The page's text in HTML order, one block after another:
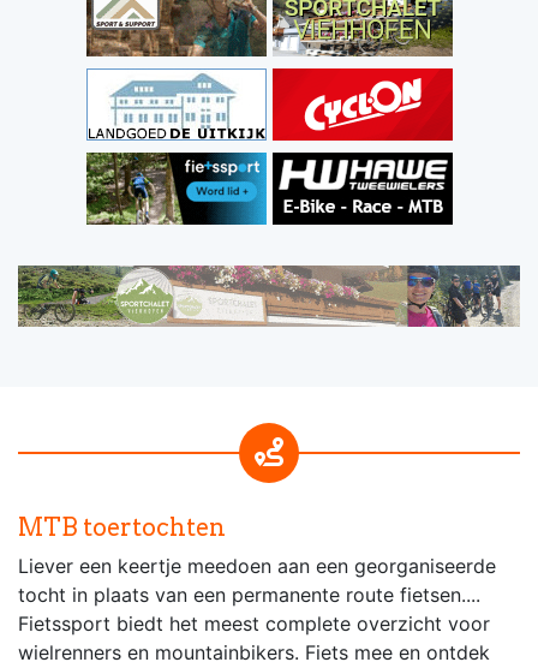
MTB toertochten
Liever een keertje meedoen aan een georganiseerde
tocht in plaats van een permanente route fietsen....
Fietssport biedt het meest complete overzicht voor
wielrenners en mountainbikers. Fiets mee en ontdek